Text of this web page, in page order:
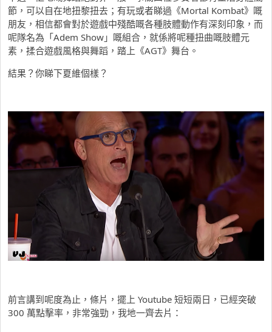
節，可以自在地扭黎扭去；有玩或者睇過《Mortal Kombat》嘅
朋友，相信都會對於遊戲中殘酷嘅各種肢體動作有深刻印象，而
呢隊名為「Adem Show」嘅組合，就係將呢種扭曲嘅肢體元
素，揉合遊戲風格與舞蹈，踏上《AGT》舞台。
結果？你睇下夏維個樣？
前言講到呢度為止，條片，擺上 Youtube 短短兩日，已經突破
300 萬點擊率，非常強勁，我地一齊去片：